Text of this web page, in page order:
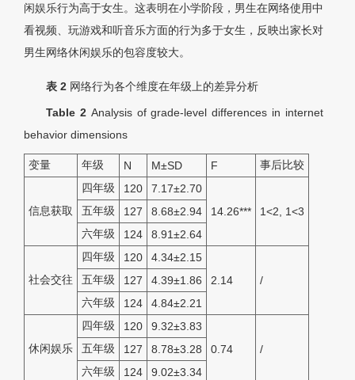
闲娱乐行为高于女生。这表明在小学阶段，男生在网络使用中
看视频、玩游戏和听音乐方面的行为多于女生，反映出家长对
男生网络休闲娱乐的包容度较大。
表 2 网络行为各个维度在年级上的差异分析
Table 2 Analysis of grade-level differences in internet
behavior dimensions
变量 年级 N M±SD F 事后比较
信息获取
四年级 120
7.17±2.70
14.26***
1<2, 1<3
五年级 127
8.68±2.94
六年级
124 8.91±2.64
社会交往
四年级 120
4.34±2.15
2.14
/
五年级 127
4.39±1.86
六年级
124 4.84±2.21
休闲娱乐
四年级 120
9.32±3.83
0.74
/
五年级 127
8.78±3.28
六年级
124 9.02±3.34